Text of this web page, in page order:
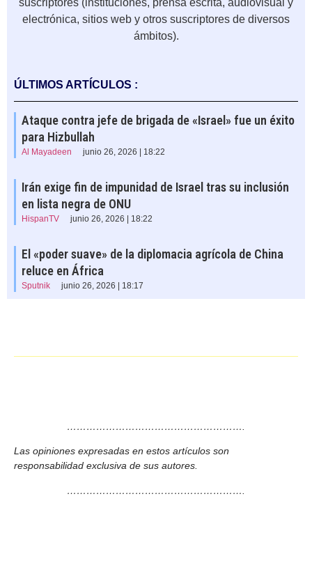
suscriptores (instituciones, prensa escrita, audiovisual y
electrónica, sitios web y otros suscriptores de diversos
ámbitos).
ÚLTIMOS ARTÍCULOS :
Ataque contra jefe de brigada de «Israel» fue un éxito
para Hizbullah
Al Mayadeen junio 26, 2026 | 18:22
Irán exige fin de impunidad de Israel tras su inclusión
en lista negra de ONU
HispanTV junio 26, 2026 | 18:22
El «poder suave» de la diplomacia agrícola de China
reluce en África
Sputnik junio 26, 2026 | 18:17
……………………………………………….
Las opiniones expresadas en estos artículos son
responsabilidad exclusiva de sus autores.
……………………………………………….